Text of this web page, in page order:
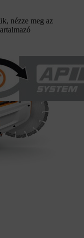
nézze meg az